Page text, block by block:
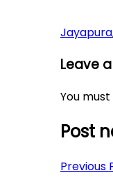
Jayapura
Leave
You
Post
Previous